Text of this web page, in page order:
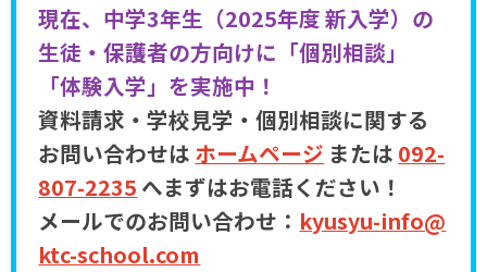
現在、中学3年生（2025年度 新入学）の
生徒・保護者の方向けに「個別相談」
「体験入学」を実施中！
資料請求・学校見学・個別相談に関する
お問い合わせは ホームページ または 092-
807-2235 へまずはお電話ください！
メールでのお問い合わせ： kyusyu-info@
ktc-school.com